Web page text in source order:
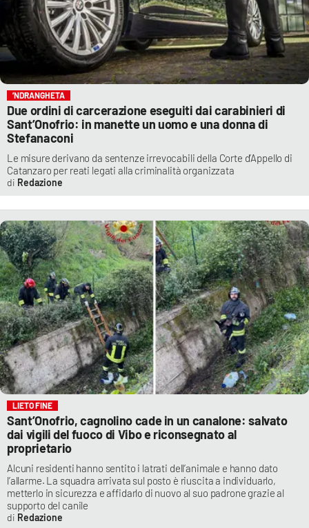
’NDRANGHETA
Due ordini di carcerazione eseguiti dai carabinieri di
Sant’Onofrio: in manette un uomo e una donna di
Stefanaconi
Le misure derivano da sentenze irrevocabili della Corte d’Appello di
Catanzaro per reati legati alla criminalità organizzata
Redazione
LIETO FINE
Sant’Onofrio, cagnolino cade in un canalone: salvato
dai vigili del fuoco di Vibo e riconsegnato al
proprietario
Alcuni residenti hanno sentito i latrati dell’animale e hanno dato
l’allarme. La squadra arrivata sul posto è riuscita a individuarlo,
metterlo in sicurezza e affidarlo di nuovo al suo padrone grazie al
supporto del canile
Redazione